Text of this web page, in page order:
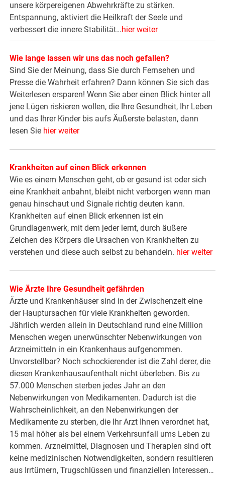
unsere körpereigenen Abwehrkräfte zu stärken.
Entspannung, aktiviert die Heilkraft der Seele und
verbessert die innere Stabilität…hier weiter
Wie lange lassen wir uns das noch gefallen?
Sind Sie der Meinung, dass Sie durch Fernsehen und
Presse die Wahrheit erfahren? Dann können Sie sich das
Weiterlesen ersparen! Wenn Sie aber einen Blick hinter all
jene Lügen riskieren wollen, die Ihre Gesundheit, Ihr Leben
und das Ihrer Kinder bis aufs Äußerste belasten, dann
lesen Sie hier weiter
Krankheiten auf einen Blick erkennen
Wie es einem Menschen geht, ob er gesund ist oder sich
eine Krankheit anbahnt, bleibt nicht verborgen wenn man
genau hinschaut und Signale richtig deuten kann.
Krankheiten auf einen Blick erkennen ist ein
Grundlagenwerk, mit dem jeder lernt, durch äußere
Zeichen des Körpers die Ursachen von Krankheiten zu
verstehen und diese auch selbst zu behandeln. hier weiter
Wie Ärzte Ihre Gesundheit gefährden
Ärzte und Krankenhäuser sind in der Zwischenzeit eine
der Hauptursachen für viele Krankheiten geworden.
Jährlich werden allein in Deutschland rund eine Million
Menschen wegen unerwünschter Nebenwirkungen von
Arzneimitteln in ein Krankenhaus aufgenommen.
Unvorstellbar? Noch schockierender ist die Zahl derer, die
diesen Krankenhausaufenthalt nicht überleben. Bis zu
57.000 Menschen sterben jedes Jahr an den
Nebenwirkungen von Medikamenten. Dadurch ist die
Wahrscheinlichkeit, an den Nebenwirkungen der
Medikamente zu sterben, die Ihr Arzt Ihnen verordnet hat,
15 mal höher als bei einem Verkehrsunfall ums Leben zu
kommen. Arzneimittel, Diagnosen und Therapien sind oft
keine medizinischen Notwendigkeiten, sondern resultieren
aus Irrtümern, Trugschlüssen und finanziellen Interessen…